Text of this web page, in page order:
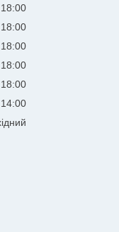
18:00
18:00
18:00
18:00
18:00
14:00